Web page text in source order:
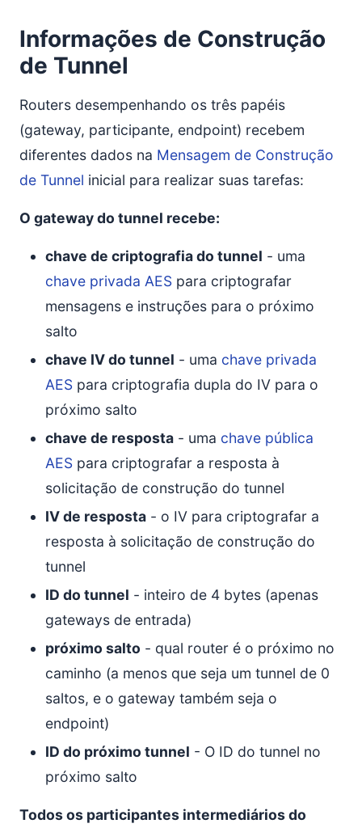
Informações de Construção
de Tunnel
Routers desempenhando os três papéis
(gateway, participante, endpoint) recebem
diferentes dados na Mensagem de Construção
de Tunnel inicial para realizar suas tarefas:
O gateway do tunnel recebe:
chave de criptografia do tunnel - uma
chave privada AES para criptografar
mensagens e instruções para o próximo
salto
chave IV do tunnel - uma chave privada
AES para criptografia dupla do IV para o
próximo salto
chave de resposta - uma chave pública
AES para criptografar a resposta à
solicitação de construção do tunnel
IV de resposta - o IV para criptografar a
resposta à solicitação de construção do
tunnel
ID do tunnel - inteiro de 4 bytes (apenas
gateways de entrada)
próximo salto - qual router é o próximo no
caminho (a menos que seja um tunnel de 0
saltos, e o gateway também seja o
endpoint)
ID do próximo tunnel - O ID do tunnel no
próximo salto
Todos os participantes intermediários do